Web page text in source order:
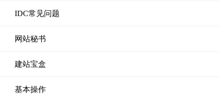
IDC常见问题
网站秘书
建站宝盒
基本操作